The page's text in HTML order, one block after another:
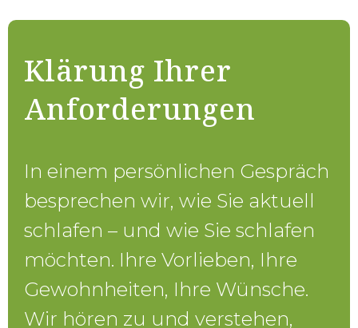
Klärung Ihrer
Anforderungen
In einem persönlichen Gespräch
besprechen wir, wie Sie aktuell
schlafen – und wie Sie schlafen
möchten. Ihre Vorlieben, Ihre
Gewohnheiten, Ihre Wünsche.
Wir hören zu und verstehen,